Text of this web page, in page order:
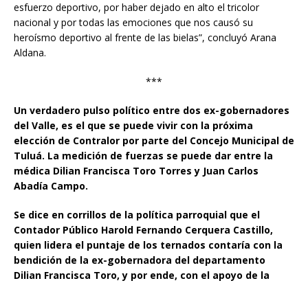
esfuerzo deportivo, por haber dejado en alto el tricolor
nacional y por todas las emociones que nos causó su
heroísmo deportivo al frente de las bielas”, concluyó Arana
Aldana.
***
Un verdadero pulso político entre dos ex-gobernadores
del Valle, es el que se puede vivir con la próxima
elección de Contralor por parte del Concejo Municipal de
Tuluá. La medición de fuerzas se puede dar entre la
médica Dilian Francisca Toro Torres y Juan Carlos
Abadía Campo.
Se dice en corrillos de la política parroquial que el
Contador Público Harold Fernando Cerquera Castillo,
quien lidera el puntaje de los ternados contaría con la
bendición de la ex-gobernadora del departamento
Dilian Francisca Toro, y por ende, con el apoyo de la